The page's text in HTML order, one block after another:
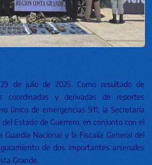
29 de julio de 2025. Como resultado de
coordinadas y derivadas de reportes
único de emergencias 911, la Secretaría
del Estado de Guerrero, en conjunto con el
Guardia Nacional y la Fiscalía General del
de dos importantes arsenales
Grande.